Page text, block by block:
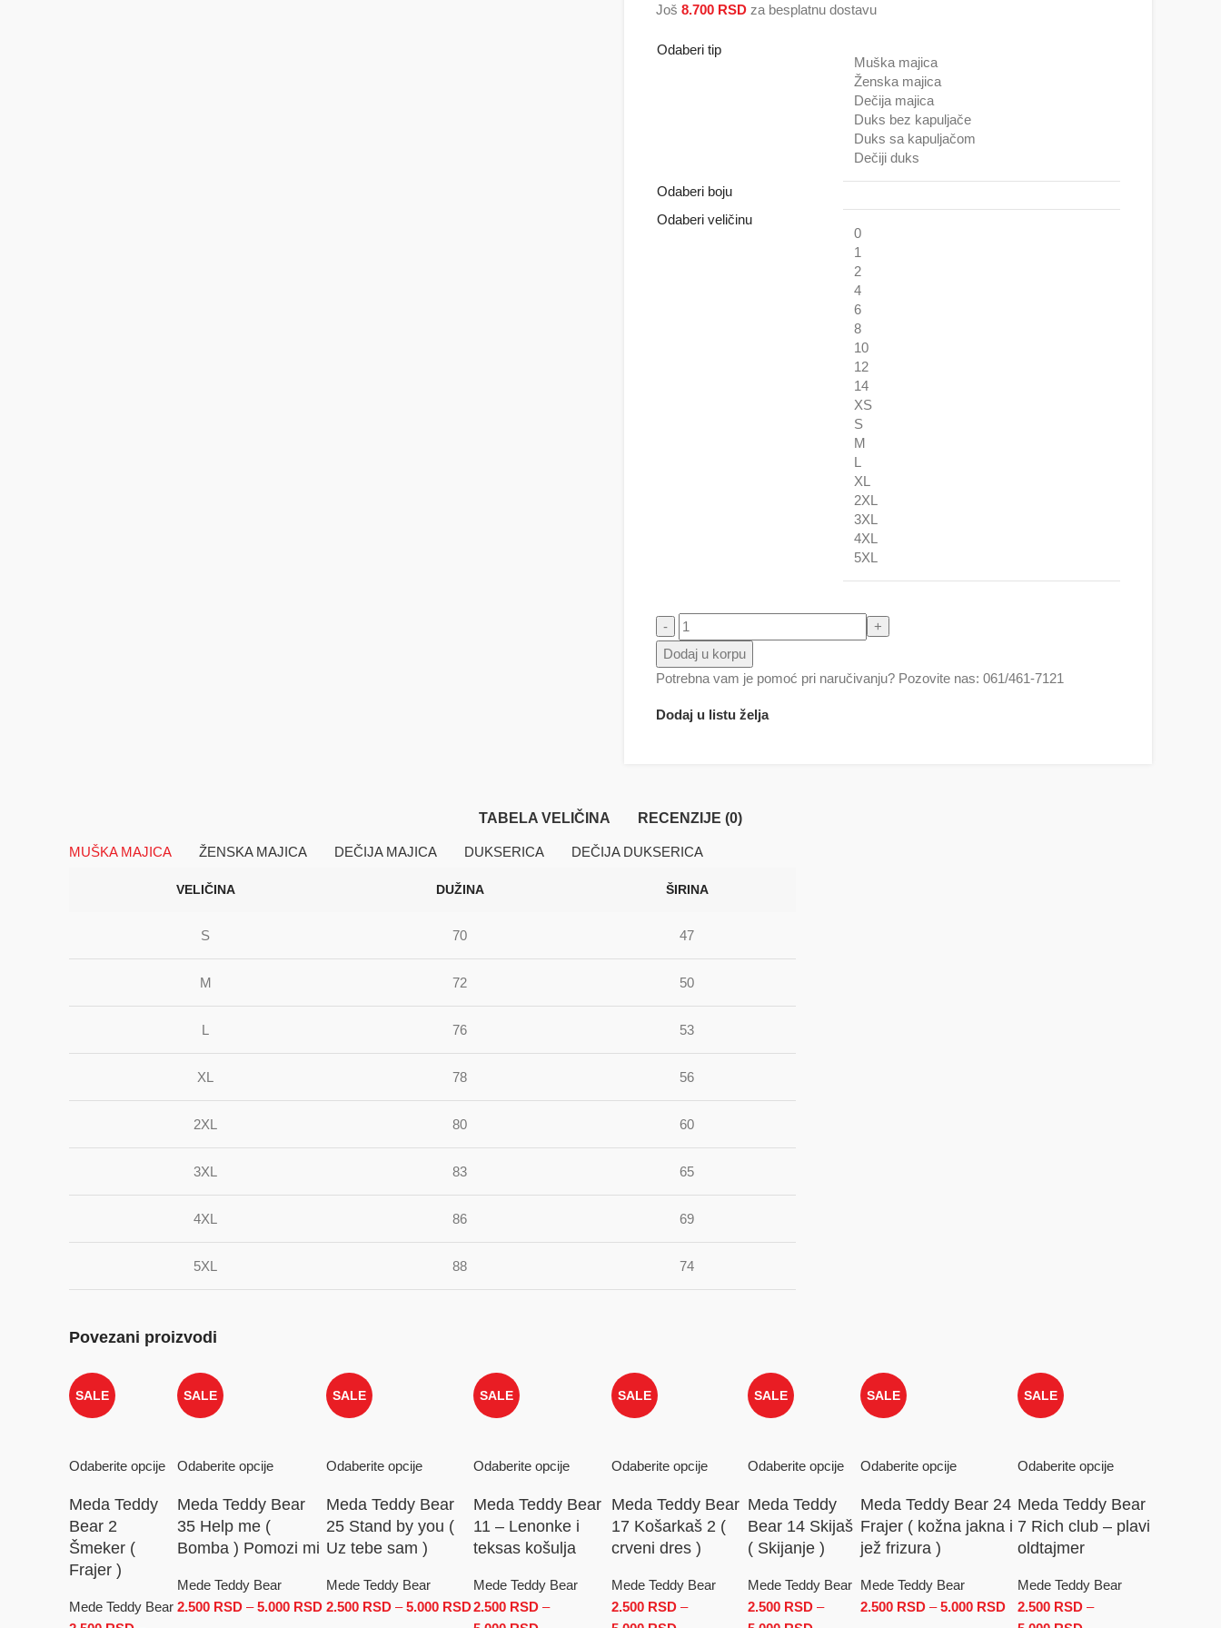
Još 8.700 RSD za besplatnu dostavu
Odaberi tip
Muška majica
Ženska majica
Dečija majica
Duks bez kapuljače
Duks sa kapuljačom
Dečiji duks
Odaberi boju
Odaberi veličinu
0
1
2
4
6
8
10
12
14
XS
S
M
L
XL
2XL
3XL
4XL
5XL
Meda Teddy Bear 128 Skockan ( Košulja i naočare ) količina
Dodaj u korpu
Potrebna vam je pomoć pri naručivanju? Pozovite nas: 061/461-7121
Dodaj u listu želja
TABELA VELIČINA RECENZIJE (0)
MUŠKA MAJICA ŽENSKA MAJICA DEČIJA MAJICA DUKSERICA DEČIJA DUKSERICA
VELIČINA DUŽINA ŠIRINA
S 70 47
M 72 50
L 76 53
XL 78 56
2XL 80 60
3XL 83 65
4XL 86 69
5XL 88 74
Povezani proizvodi
SALE
Odaberite opcije
Meda Teddy
Bear 2
Šmeker (
Frajer )
Mede Teddy Bear
SALE
Odaberite opcije
Meda Teddy Bear
35 Help me (
Bomba ) Pomozi mi
Mede Teddy Bear
2.500 RSD – 5.000 RSDRaspon cena: od 2.500 RSD do 5.000 RSD
SALE
Odaberite opcije
Meda Teddy Bear
25 Stand by you (
Uz tebe sam )
Mede Teddy Bear
2.500 RSD – 5.000 RSDRaspon cena: od 2.500 RSD do 5.000 RSD
SALE
Odaberite opcije
Meda Teddy Bear
11 – Lenonke i
teksas košulja
Mede Teddy Bear
2.500 RSD –
SALE
Odaberite opcije
Meda Teddy Bear
17 Košarkaš 2 (
crveni dres )
Mede Teddy Bear
2.500 RSD –
SALE
Odaberite opcije
Meda Teddy
Bear 14 Skijaš
( Skijanje )
Mede Teddy Bear
2.500 RSD –
SALE
Odaberite opcije
Meda Teddy Bear 24
Frajer ( kožna jakna i
jež frizura )
Mede Teddy Bear
2.500 RSD – 5.000 RSDRaspon cena: od
SALE
Odaberite opcije
Meda Teddy Bear
7 Rich club – plavi
oldtajmer
Mede Teddy Bear
2.500 RSD –